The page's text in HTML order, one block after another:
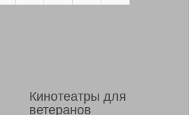
Кинотеатры для
ветеранов